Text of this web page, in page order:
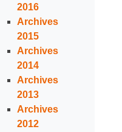
2016
Archives
2015
Archives
2014
Archives
2013
Archives
2012